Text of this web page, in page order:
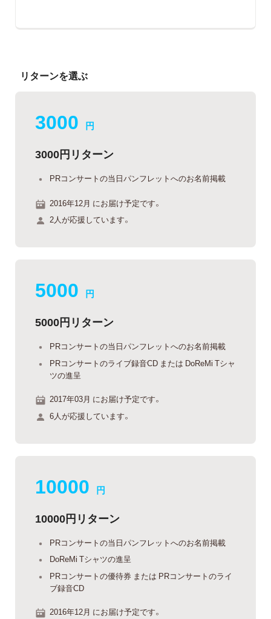
リターンを選ぶ
3000 円
3000円リターン
PRコンサートの当日パンフレットへのお名前掲載
2016年12月 にお届け予定です。
2人が応援しています。
5000 円
5000円リターン
PRコンサートの当日パンフレットへのお名前掲載
PRコンサートのライブ録音CD または DoReMi Tシャ
ツの進呈
2017年03月 にお届け予定です。
6人が応援しています。
10000 円
10000円リターン
PRコンサートの当日パンフレットへのお名前掲載
DoReMi Tシャツの進呈
PRコンサートの優待券 または PRコンサートのライ
ブ録音CD
2016年12月 にお届け予定です。